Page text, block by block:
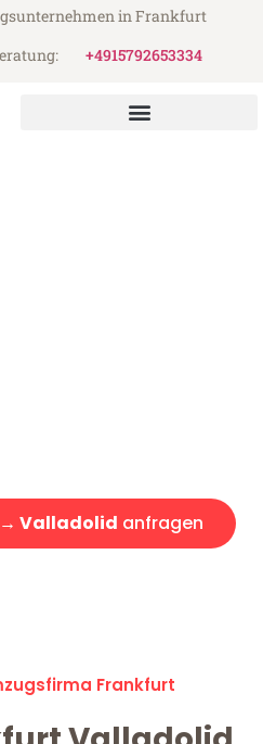
in Frankfurt
+4915792653334
Valladolid anfragen
Frankfurt